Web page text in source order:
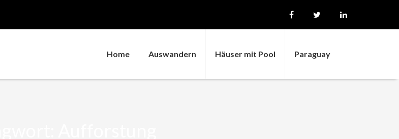
Home Auswandern Häuser mit Pool Paraguay